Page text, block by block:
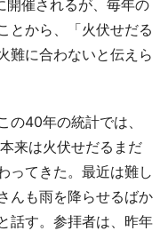
開催されるが、毎年の
とから、「火伏せだる
難に合わないと伝えら
40年の統計では、
来は火伏せだるまだ
ってきた。最近は難し
んも雨を降らせるばか
話す。参拝者は、昨年